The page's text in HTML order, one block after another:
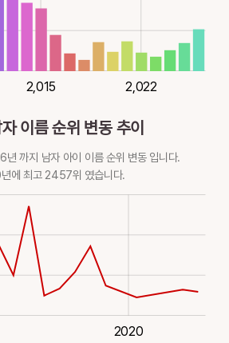
2,008
2,015 2,022
이름 순위 변동 추이
까지 남자 아이 이름 순위 변동 입니다.
에 최고 2457위 였습니다.
2020